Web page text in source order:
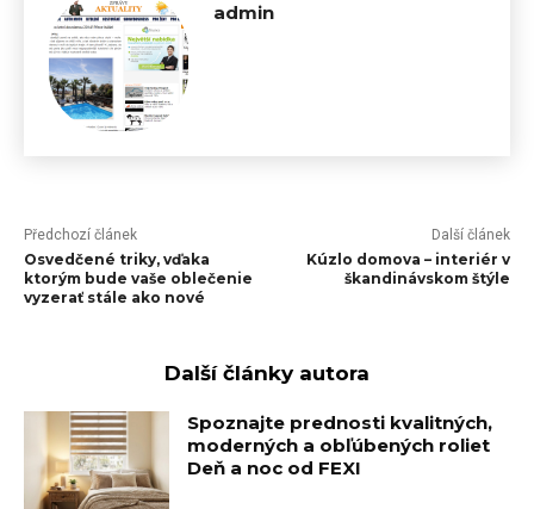
admin
Předchozí článek
Osvedčené triky, vďaka
ktorým bude vaše oblečenie
vyzerať stále ako nové
Další článek
Kúzlo domova – interiér v
škandinávskom štýle
Další články autora
Spoznajte prednosti kvalitných,
moderných a obľúbených roliet
Deň a noc od FEXI